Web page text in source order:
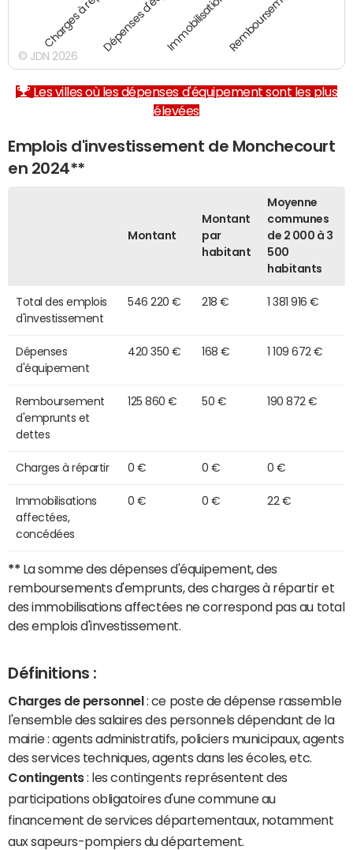
© JDN 2026
Les villes où les dépenses d'équipement sont les plus
élevées
Emplois d'investissement de Monchecourt
en 2024**
Montant
Montant
par
habitant
Moyenne
communes
de 2 000 à 3
500
habitants
Total des emplois
d'investissement
546 220 € 218 € 1 381 916 €
Dépenses
d'équipement
420 350 € 168 € 1 109 672 €
Remboursement
d'emprunts et
dettes
125 860 € 50 € 190 872 €
Charges à répartir 0 € 0 € 0 €
Immobilisations
affectées,
concédées
0 € 0 € 22 €
** La somme des dépenses d'équipement, des
remboursements d'emprunts, des charges à répartir et
des immobilisations affectées ne correspond pas au total
des emplois d'investissement.
Définitions :
Charges de personnel : ce poste de dépense rassemble
l'ensemble des salaires des personnels dépendant de la
mairie : agents administratifs, policiers municipaux, agents
des services techniques, agents dans les écoles, etc.
Contingents: les contingents représentent des
participations obligatoires d'une commune au
financement de services départementaux, notamment
aux sapeurs-pompiers du département.